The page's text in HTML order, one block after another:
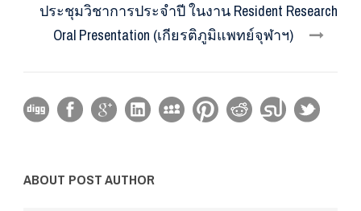
ประชุมวิชาการประจำปี ในงาน Resident Research
Oral Presentation (เกียรติภูมิแพทย์จุฬาฯ)
ABOUT POST AUTHOR